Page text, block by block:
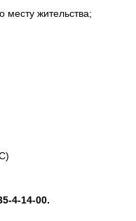
месту жительства;
4-14-00.